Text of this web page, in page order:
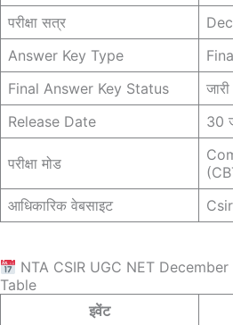
परीक्षा सत्र
Answer Key Type
Final Answer Key Status
जारी
Release Date
30
परीक्षा मोड
आधिकारिक वेबसाइट
NTA CSIR UGC NET
Table
इवेंट